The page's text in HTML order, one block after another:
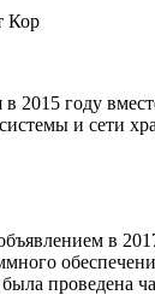
Кор
2015 году
и сети
в
проведена